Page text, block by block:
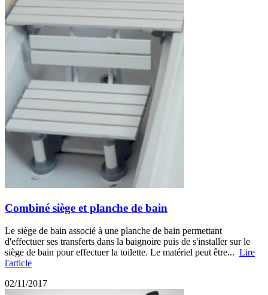
Combiné siège et planche de bain
Le siège de bain associé à une planche de bain permettant
d'effectuer ses transferts dans la baignoire puis de s'installer sur le
siège de bain pour effectuer la toilette. Le matériel peut être... Lire
l'article
02/11/2017